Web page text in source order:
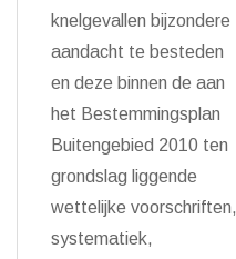
knelgevallen bijzondere
aandacht te besteden
en deze binnen de aan
het Bestemmingsplan
Buitengebied 2010 ten
grondslag liggende
wettelijke voorschriften,
systematiek,